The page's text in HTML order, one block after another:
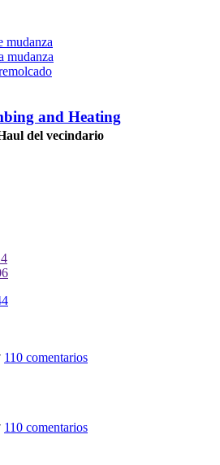
mudanza
mudanza
and Heating
del vecindario
110 comentarios
110 comentarios